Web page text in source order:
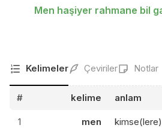
Men haşiyer rahmane bil
Kelimeler Çeviriler Notlar
# kelime anlam
1 men kimse(lere)